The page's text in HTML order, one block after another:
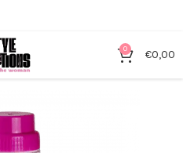
0 €0,00